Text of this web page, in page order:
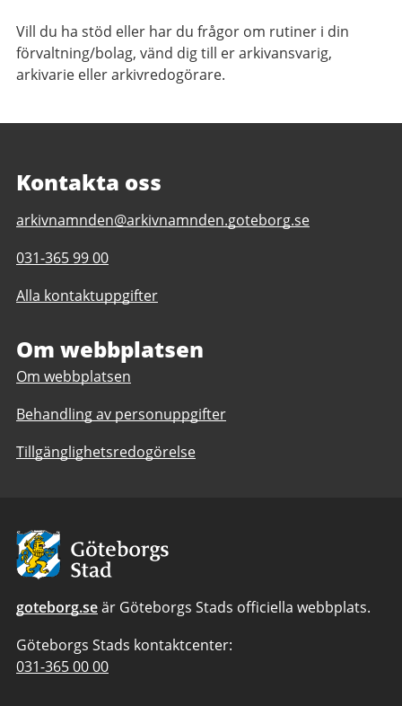
Vill du ha stöd eller har du frågor om rutiner i din
förvaltning/bolag, vänd dig till er arkivansvarig,
arkivarie eller arkivredogörare.
Kontakta oss
E-
till
Regionarkivet
arkivnamnden@arkivnamnden.goteborg.se
Telefonnummer
Regionarkivet
031-365 99 00
Alla kontaktuppgifter
Om webbplatsen
Om webbplatsen
Behandling av personuppgifter
Tillgänglighetsredogörelse
Avsändare:
Göteborgs
Stad
goteborg.seär Göteborgs Stads officiella webbplats.
Göteborgs Stads kontaktcenter:
Telefonnummer
031-365 00 00